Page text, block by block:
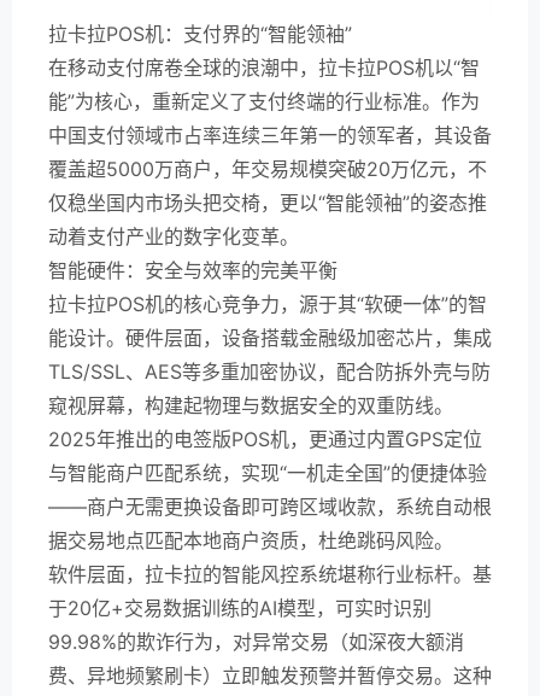
拉卡拉POS机：支付界的“智能领袖”
在移动支付席卷全球的浪潮中，拉卡拉POS机以“智
能”为核心，重新定义了支付终端的行业标准。作为
中国支付领域市占率连续三年第一的领军者，其设备
覆盖超5000万商户，年交易规模突破20万亿元，不
仅稳坐国内市场头把交椅，更以“智能领袖”的姿态推
动着支付产业的数字化变革。
智能硬件：安全与效率的完美平衡
拉卡拉POS机的核心竞争力，源于其“软硬一体”的智
能设计。硬件层面，设备搭载金融级加密芯片，集成
TLS/SSL、AES等多重加密协议，配合防拆外壳与防
窥视屏幕，构建起物理与数据安全的双重防线。
2025年推出的电签版POS机，更通过内置GPS定位
与智能商户匹配系统，实现“一机走全国”的便捷体验
——商户无需更换设备即可跨区域收款，系统自动根
据交易地点匹配本地商户资质，杜绝跳码风险。
软件层面，拉卡拉的智能风控系统堪称行业标杆。基
于20亿+交易数据训练的AI模型，可实时识别
99.98%的欺诈行为，对异常交易（如深夜大额消
费、异地频繁刷卡）立即触发预警并暂停交易。这种